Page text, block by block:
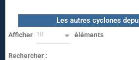
Les autres cyclones
Afficher 10 éléments
Rechercher :